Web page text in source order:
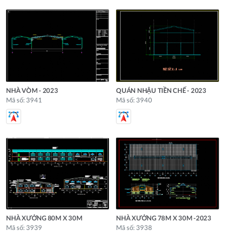
NHÀ VÒM - 2023
Mã số: 3941
QUÁN NHẬU TIỀN CHẾ - 2023
Mã số: 3940
NHÀ XƯỞNG 80M X 30M
Mã số: 3939
NHÀ XƯỞNG 78M X 30M -2023
Mã số: 3938